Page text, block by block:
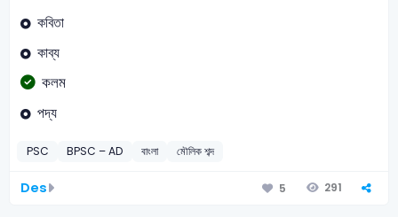
কবিতা
কাব্য
কলম
পদ্য
PSC BPSC – AD বাংলা মৌলিক শব্দ
Des 5 291